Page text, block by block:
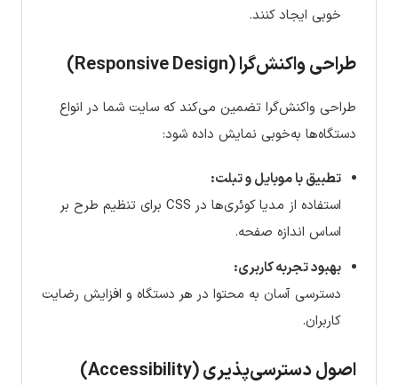
خوبی ایجاد کنند.
طراحی واکنش‌گرا (Responsive Design)
طراحی واکنش‌گرا تضمین می‌کند که سایت شما در انواع
دستگاه‌ها به‌خوبی نمایش داده شود:
تطبیق با موبایل و تبلت:
استفاده از مدیا کوئری‌ها در CSS برای تنظیم طرح بر
اساس اندازه صفحه.
بهبود تجربه کاربری:
دسترسی آسان به محتوا در هر دستگاه و افزایش رضایت
کاربران.
اصول دسترسی‌پذیری (Accessibility)